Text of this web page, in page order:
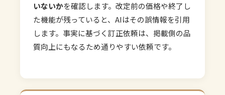
いないかを確認します。改定前の価格や終了し
た機能が残っていると、AIはその誤情報を引用
します。事実に基づく訂正依頼は、掲載側の品
質向上にもなるため通りやすい依頼です。